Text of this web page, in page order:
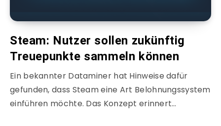
Steam: Nutzer sollen zukünftig
Treuepunkte sammeln können
Ein bekannter Dataminer hat Hinweise dafür
gefunden, dass Steam eine Art Belohnungssystem
einführen möchte. Das Konzept erinnert…